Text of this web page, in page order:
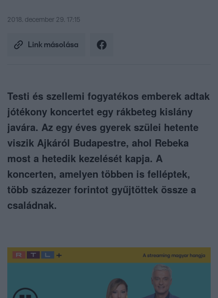
2018. december 29. 17:15
Link másolása
Testi és szellemi fogyatékos emberek adtak
jótékony koncertet egy rákbeteg kislány
javára. Az egy éves gyerek szülei hetente
viszik Ajkáról Budapestre, ahol Rebeka
most a hetedik kezelését kapja. A
koncerten, amelyen többen is felléptek,
több százezer forintot gyűjtöttek össze a
családnak.